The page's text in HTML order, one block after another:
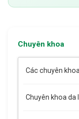
Chuyên khoa
Các chuyên
Chuyên khoa da